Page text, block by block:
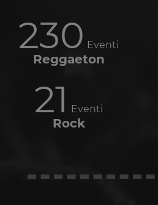
230 Eventi
Reggaeton
21 Eventi
Rock